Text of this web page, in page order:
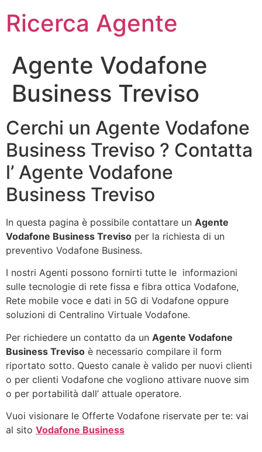
Ricerca Agente
Agente Vodafone
Business Treviso
Cerchi un Agente Vodafone
Business Treviso ? Contatta
l’ Agente Vodafone
Business Treviso
In questa pagina è possibile contattare un Agente
Vodafone Business Treviso per la richiesta di un
preventivo Vodafone Business.
I nostri Agenti possono fornirti tutte le informazioni
sulle tecnologie di rete fissa e fibra ottica Vodafone,
Rete mobile voce e dati in 5G di Vodafone oppure
soluzioni di Centralino Virtuale Vodafone.
Per richiedere un contatto da un Agente Vodafone
Business Treviso è necessario compilare il form
riportato sotto. Questo canale è valido per nuovi clienti
o per clienti Vodafone che vogliono attivare nuove sim
o per portabilità dall’ attuale operatore.
Vuoi visionare le Offerte Vodafone riservate per te: vai
al sito Vodafone Business